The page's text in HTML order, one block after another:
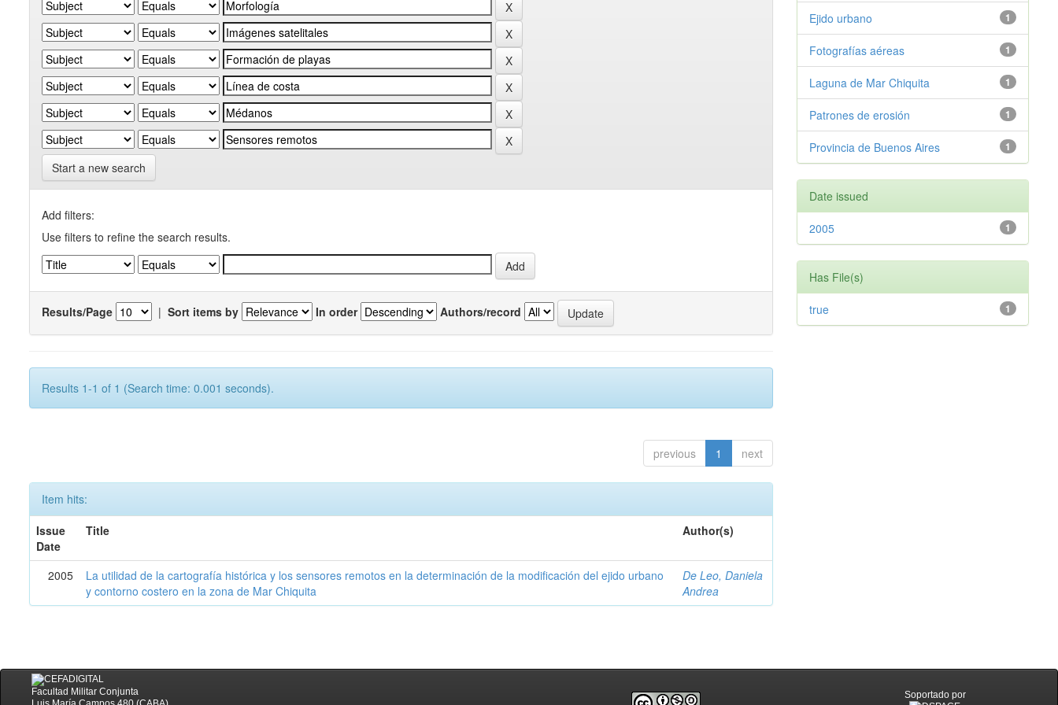
Start a new search
Add filters:
Use filters to refine the search results.
Results/Page | Sort items by In order Authors/record
Results 1-1 of 1 (Search time: 0.001 seconds).
previous 1 next
Item hits:
Issue
Date
Title Author(s)
2005
La utilidad de la cartografía histórica y los sensores remotos en la determinación de la modificación del ejido urbano
y contorno costero en la zona de Mar Chiquita
De Leo, Daniela
Andrea
1
Ejido urbano
1
Fotografías aéreas
1
Laguna de Mar Chiquita
1
Patrones de erosión
1
Provincia de Buenos Aires
Date issued
1
2005
Has File(s)
1
true
Facultad Militar Conjunta
Soportado por